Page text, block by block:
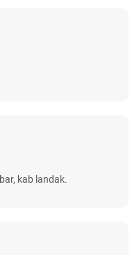
kab landak.